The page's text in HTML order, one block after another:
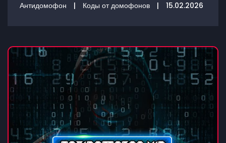
Антидомофон | Коды от домофонов | 15.02.2026